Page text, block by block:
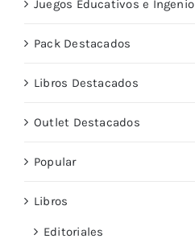
Juegos Educativos e Ingenio
Pack Destacados
Libros Destacados
Outlet Destacados
Popular
Libros
Editoriales